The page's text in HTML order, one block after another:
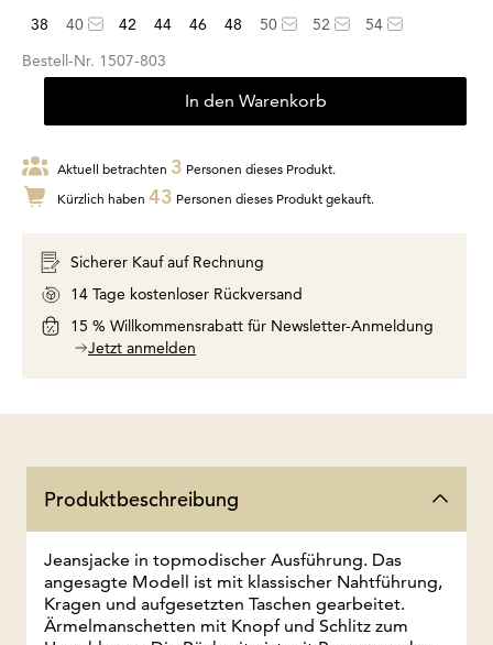
38 40 42 44 46 48 50 52
54
Bestell-Nr. 1507-803
In den Warenkorb
Aktuell betrachten 3 Personen dieses Produkt.
Kürzlich haben 43 Personen dieses Produkt gekauft.
Sicherer Kauf auf Rechnung
14 Tage kostenloser Rückversand
15 % Willkommensrabatt für Newsletter-Anmeldung
Jetzt anmelden
Produktbeschreibung
Jeansjacke in topmodischer Ausführung. Das
angesagte Modell ist mit klassischer Nahtführung,
Kragen und aufgesetzten Taschen gearbeitet.
Ärmelmanschetten mit Knopf und Schlitz zum